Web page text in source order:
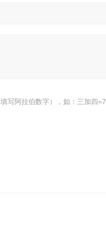
写阿拉伯数字），如：三加四=7